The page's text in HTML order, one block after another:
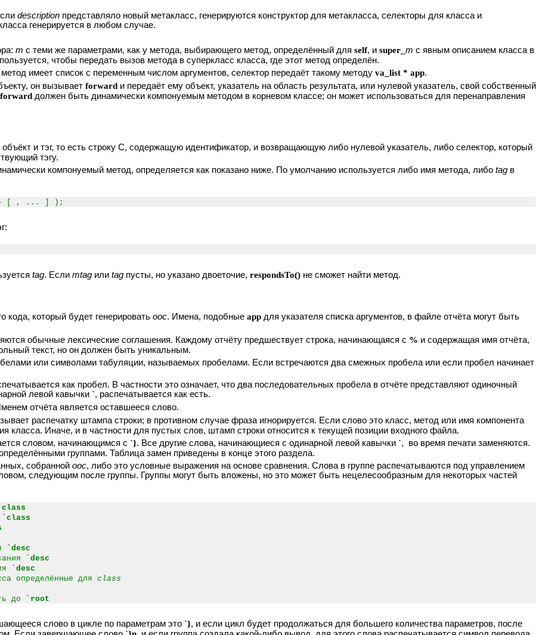
description представляло новый метакласс, генерируются конструктор для метакласса, селекторы для класса и
генерируется в любом случае.
m с теми же параметрами, как у метода, выбирающего метод, определённый для self, и super_ m с явным описанием класса в
чтобы передать вызов метода в суперкласс класса, где этот метод определён.
имеет список с переменным числом аргументов, селектор передаёт такому методу va_list * app.
он вызывает forward и передаёт ему объект, указатель на область результата, или нулевой указатель, свой собственный
forward должен быть динамически компонуемым методом в корневом классе; он может использоваться для перенаправления
и тэг, то есть строку C, содержащую идентификатор, и возвращающую либо нулевой указатель, либо селектор, который
тэгу.
компонуемый метод, определяется как показано ниже. По умолчанию используется либо имя метода, либо tag в
[ , ... ] );
tag. Если mtag или tag пусты, но указано двоеточие, respondsTo() не сможет найти метод.
который будет генерировать ooc. Имена, подобные app для указателя списка аргументов, в файле отчёта могут быть
обычные лексические соглашения. Каждому отчёту предшествует строка, начинающаяся с % и содержащая имя отчёта,
текст, но он должен быть уникальным.
или символами табуляции, называемых пробелами. Если встречаются два смежных пробела или если пробел начинает
как пробел. В частности это означает, что два последовательных пробела в отчёте представляют одиночный
левой кавычки `, распечатывается как есть.
отчёта является оставшееся слово.
распечатку штампа строки; в противном случае фраза игнорируется. Если слово это класс, метод или имя компонента
класса. Иначе, и в частности для пустых слов, штамп строки относится к текущей позиции входного файла.
словом, начинающимся с `}. Все другие слова, начинающиеся с одинарной левой кавычки `, во время печати заменяются.
группами. Таблица замен приведены в конце этого раздела.
собранной ooc, либо это условные выражения на основе сравнения. Слова в группе распечатываются под управлением
следующим после группы. Группы могут быть вложены, но это может быть нецелесообразным для некоторых частей
`class
`desc
`desc
`desc
определённые для class
до `root
слово в цикле по параметрам это `}, и если цикл будет продолжаться для большего количества параметров, после